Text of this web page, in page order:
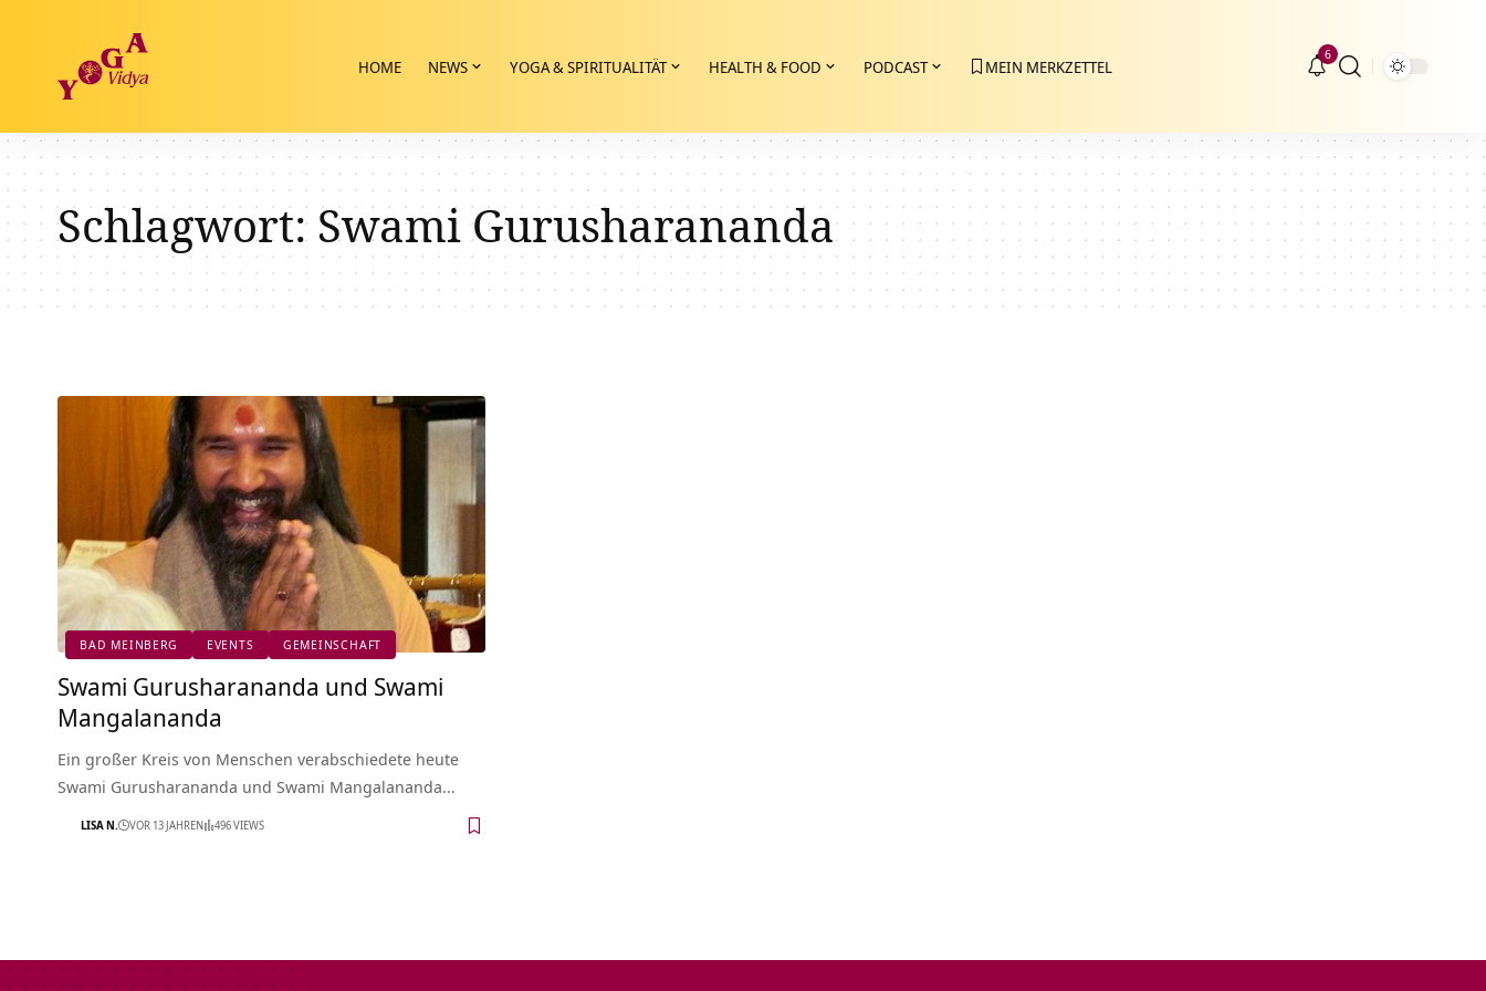
HOME NEWS YOGA & SPIRITUALITÄT HEALTH & FOOD PODCAST MEIN MERKZETTEL
6
Schlagwort: Swami Gurusharananda
BAD MEINBERG EVENTS GEMEINSCHAFT
Swami Gurusharananda und Swami
Mangalananda
Ein großer Kreis von Menschen verabschiedete heute
Swami Gurusharananda und Swami Mangalananda…
LISA N. VOR 13 JAHREN 496 VIEWS